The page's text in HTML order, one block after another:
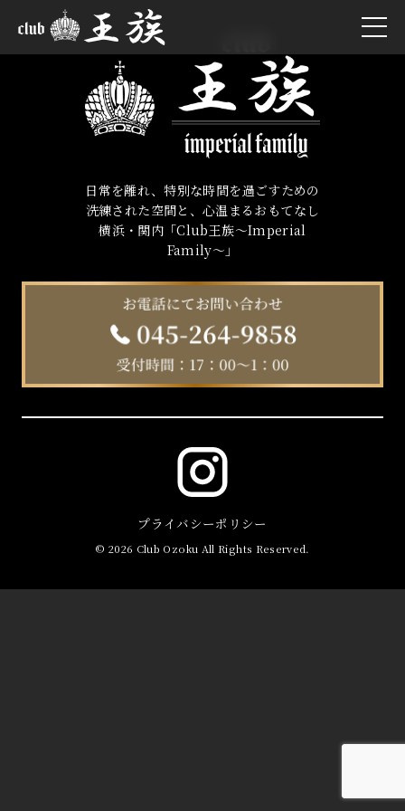
日常を離れ、特別な時間を過ごすための
洗練された空間と、心温まるおもてなし
横浜・関内「Club王族〜Imperial
Family〜」
プライバシーポリシー
© 2026 Club Ozoku All Rights Reserved.